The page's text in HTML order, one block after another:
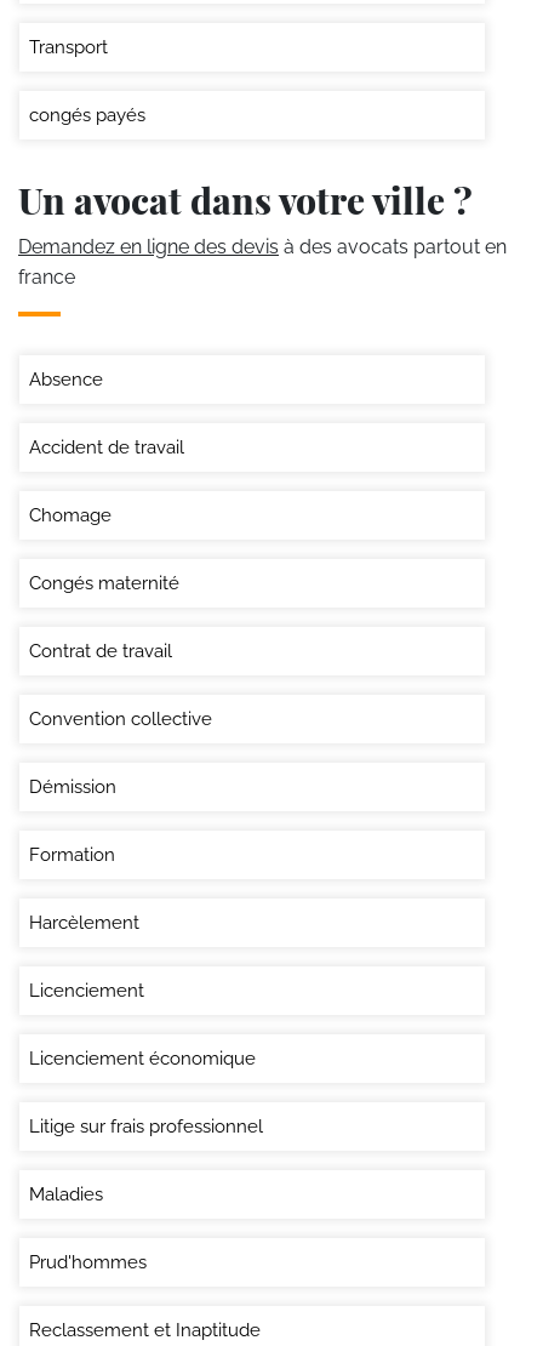
Transport
congés payés
Un avocat dans votre ville ?
Demandez en ligne des devis à des avocats partout en
france
Absence
Accident de travail
Chomage
Congés maternité
Contrat de travail
Convention collective
Démission
Formation
Harcèlement
Licenciement
Licenciement économique
Litige sur frais professionnel
Maladies
Prud'hommes
Reclassement et Inaptitude